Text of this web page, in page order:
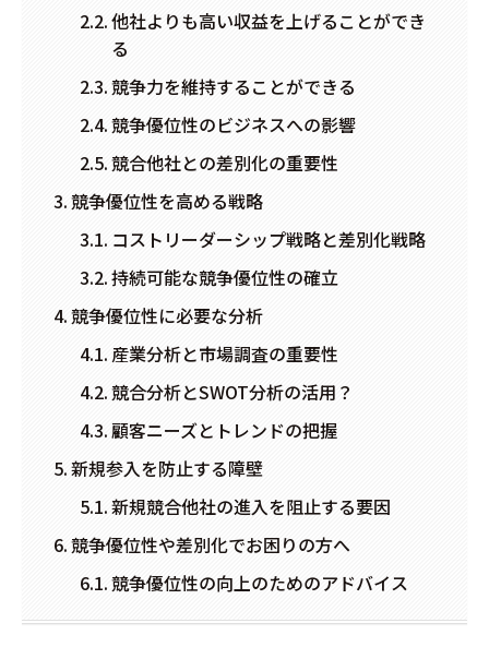
他社よりも高い収益を上げることができ
る
競争力を維持することができる
競争優位性のビジネスへの影響
競合他社との差別化の重要性
競争優位性を高める戦略
コストリーダーシップ戦略と差別化戦略
持続可能な競争優位性の確立
競争優位性に必要な分析
産業分析と市場調査の重要性
競合分析とSWOT分析の活用？
顧客ニーズとトレンドの把握
新規参入を防止する障壁
新規競合他社の進入を阻止する要因
競争優位性や差別化でお困りの方へ
競争優位性の向上のためのアドバイス